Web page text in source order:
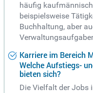
häufig
beispielsweise
Buchhaltung, aber
Karriere im Bereich
Welche Aufstiegs-
bieten sich?
Die Vielfalt der Jobs